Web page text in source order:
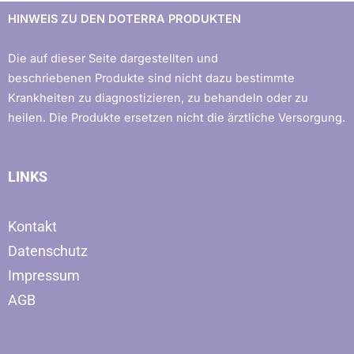
HINWEIS ZU DEN DOTERRA PRODUKTEN
Die auf dieser Seite dargestellten und
beschriebenen Produkte sind nicht dazu bestimmte
Krankheiten zu diagnostizieren, zu behandeln oder zu
heilen. Die Produkte ersetzen nicht die ärztliche Versorgung.
LINKS
Kontakt
Datenschutz
Impressum
AGB